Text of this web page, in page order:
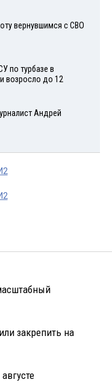
вернувшимся с СВО
по турбазе в
возросло до 12
Андрей
закрепить на